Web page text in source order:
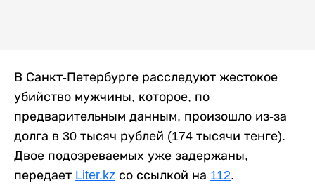
В Санкт-Петербурге расследуют жестокое
убийство мужчины, которое, по
предварительным данным, произошло из-за
долга в 30 тысяч рублей (174 тысячи тенге).
Двое подозреваемых уже задержаны,
передает Liter.kz со ссылкой на 112.